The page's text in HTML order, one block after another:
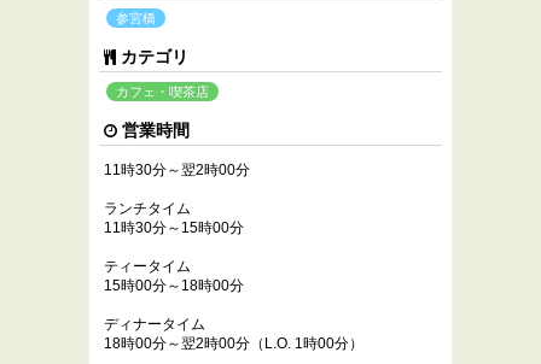
参宮橋
カテゴリ
カフェ・喫茶店
営業時間
11時30分～翌2時00分
ランチタイム
11時30分～15時00分
ティータイム
15時00分～18時00分
ディナータイム
18時00分～翌2時00分（L.O. 1時00分）